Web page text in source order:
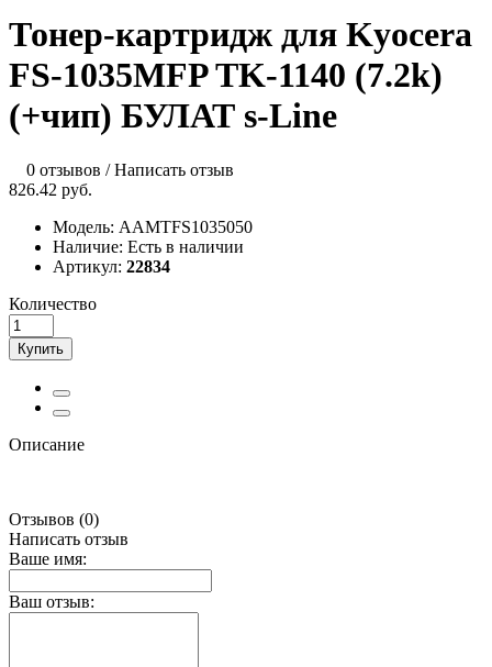
Тонер-картридж для Kyocera
FS-1035MFP TK-1140 (7.2k)
(+чип) БУЛАТ s-Line
0 отзывов /Написать отзыв
826.42 руб.
Модель: AAMTFS1035050
Наличие: Есть в наличии
Артикул: 22834
Количество
Купить
Описание
Отзывов (0)
Написать отзыв
Ваше имя:
Ваш отзыв: